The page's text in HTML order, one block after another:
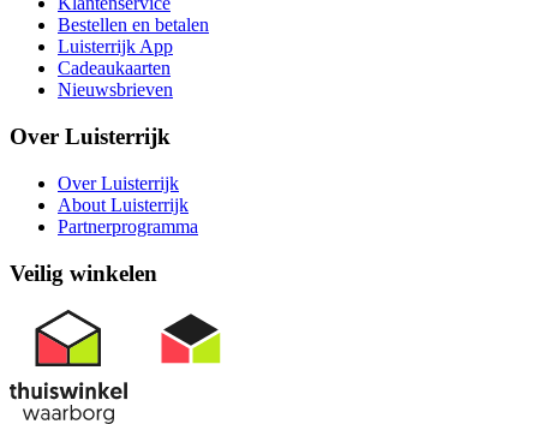
Bestellen en betalen
Luisterrijk App
Cadeaukaarten
Nieuwsbrieven
Over Luisterrijk
Over Luisterrijk
About Luisterrijk
Partnerprogramma
Veilig winkelen